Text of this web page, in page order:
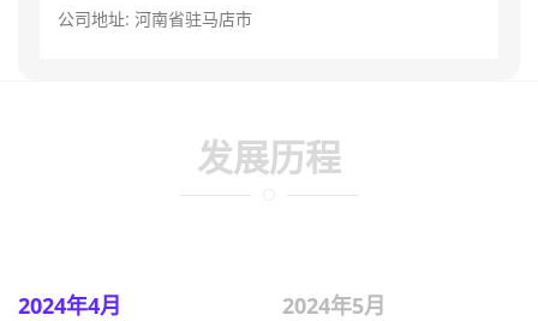
公司地址: 河南省驻马店市
发展历程
2024年4月 2024年5月